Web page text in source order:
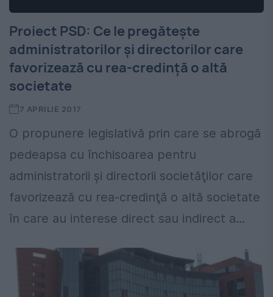
Proiect PSD: Ce le pregătește
administratorilor și directorilor care
favorizează cu rea-credință o altă
societate
7 APRILIE 2017
O propunere legislativă prin care se abrogă
pedeapsa cu închisoarea pentru
administratorii și directorii societăţilor care
favorizează cu rea-credinţă o altă societate
în care au interese direct sau indirect a...